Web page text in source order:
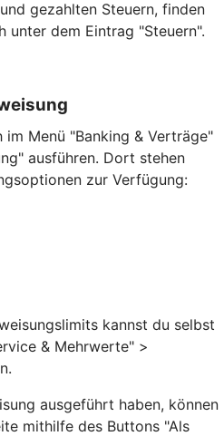
gezahlten Steuern, finden
unter dem Eintrag "Steuern".
im Menü "Banking & Verträge"
ausführen. Dort stehen
zur Verfügung:
kannst du selbst
& Mehrwerte" >
ausgeführt haben, können
mithilfe des Buttons "Als